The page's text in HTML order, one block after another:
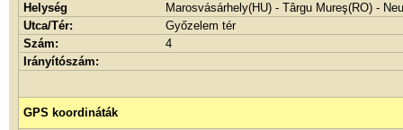
Helység
Marosvásárhely(HU) - Târgu Mureş(RO) -
Utca/Tér:
Győzelem tér
Szám:
4
Irányítószám:
GPS koordináták